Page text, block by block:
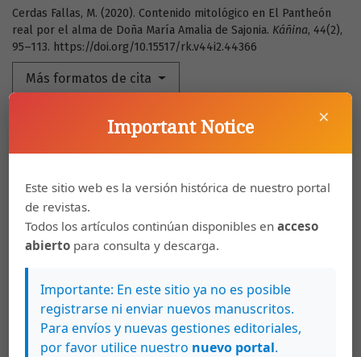
Cerdas Fallas, M. (2020). Contenido mitológico en El Pantheón
real por el alma de Doña María Amalia de Sajonia. Káñina, 44(2),
95–113. https://doi.org/10.15517/rk.v44i2.44366
Más formatos de cita
×
Important Notice
Este sitio web es la versión histórica de nuestro portal
de revistas.
Todos los artículos continúan disponibles enacceso
abierto para consulta y descarga.
Importante: En este sitio ya no es posible
registrarse ni enviar nuevos manuscritos.
Para envíos y nuevas gestiones editoriales,
por favor utilice nuestro nuevo portal.